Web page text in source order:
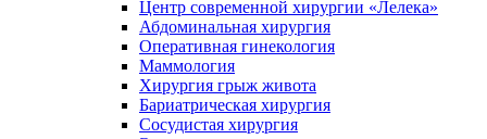
Центр современной хирургии «Лелека»
Абдоминальная хирургия
Оперативная гинекология
Маммология
Хирургия грыж живота
Бариатрическая хирургия
Сосудистая хирургия